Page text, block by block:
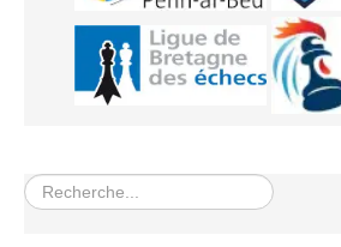
Rechercher